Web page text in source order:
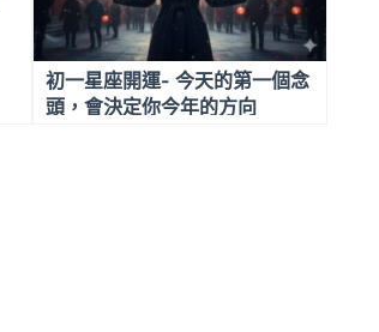
初一星座開運- 今天的第一個念
頭，會決定你今年的方向